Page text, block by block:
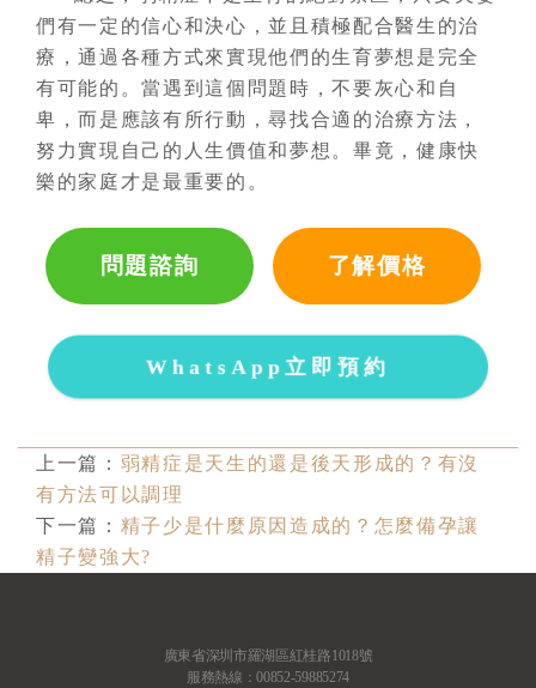
們有一定的信心和決心，並且積極配合醫生的治
療，通過各種方式來實現他們的生育夢想是完全
有可能的。當遇到這個問題時，不要灰心和自
卑，而是應該有所行動，尋找合適的治療方法，
努力實現自己的人生價值和夢想。畢竟，健康快
樂的家庭才是最重要的。
問題諮詢 了解價格
WhatsApp立即預約
上一篇： 弱精症是天生的還是後天形成的？有沒
有方法可以調理
下一篇： 精子少是什麼原因造成的？怎麼備孕讓
精子變強大?
廣東省深圳市羅湖區紅桂路1018號
服務熱線：00852-59885274